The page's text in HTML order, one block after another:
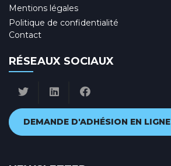
Mentions légales
Politique de confidentialité
Contact
RÉSEAUX SOCIAUX
DEMANDE D'ADHÉSION EN LIGNE